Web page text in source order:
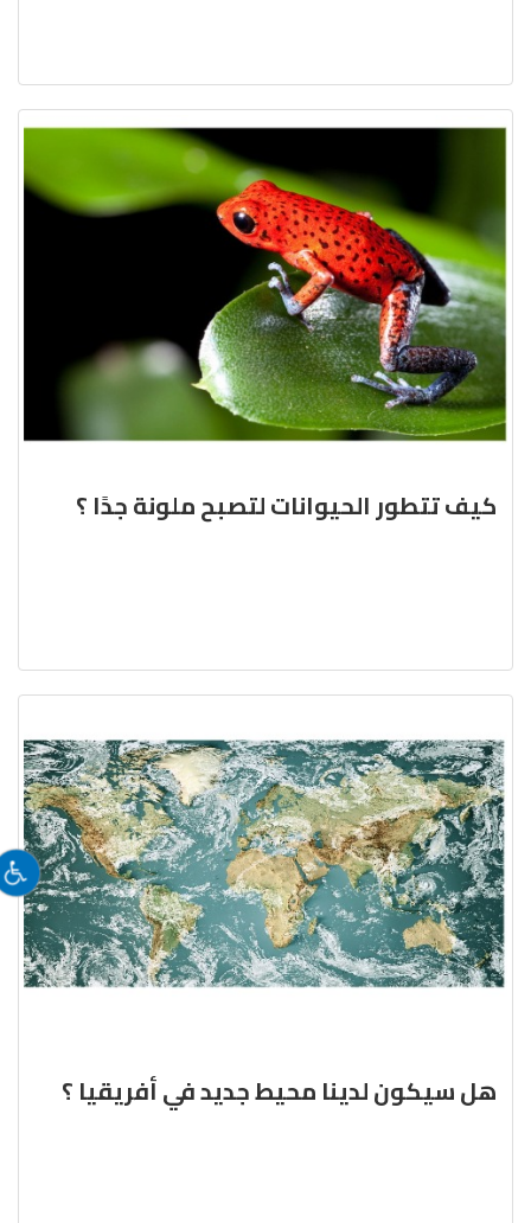
كيف تتطور الحيوانات لتصبح ملونة جدًا ؟
هل سيكون لدينا محيط جديد في أفريقيا ؟